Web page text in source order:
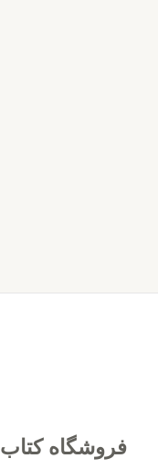
فروشگاه کتاب